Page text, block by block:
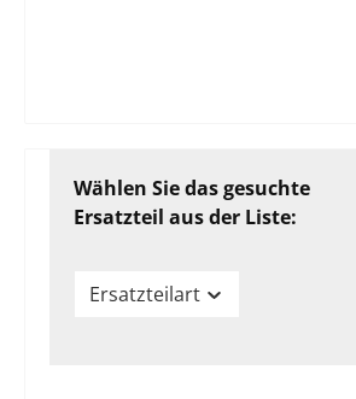
Wählen Sie das gesuchte
Ersatzteil aus der Liste:
Ersatzteilart